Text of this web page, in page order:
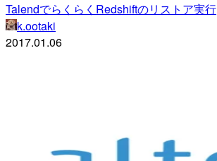
TalendでらくらくRedshiftのリストア実行
k.ootaki
2017.01.06